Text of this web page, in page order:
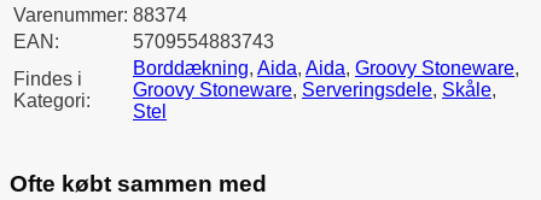
Varenummer: 88374
EAN:
5709554883743
Findes i
Kategori:
Borddækning, Aida, Aida, Groovy Stoneware,
Groovy Stoneware, Serveringsdele, Skåle,
Stel
Ofte købt sammen med